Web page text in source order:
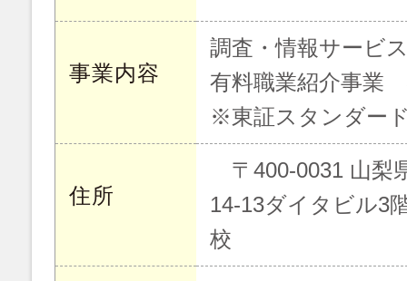
事業内容
調査・情報サービ
有料職業紹介事業
※東証スタンダー
住所
〒400-0031 山梨
14-13ダイタビル3
校